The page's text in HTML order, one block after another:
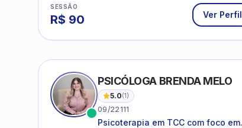
SESSÃO
R$ 90 Ver Perfil
PSICÓLOGA BRENDA MELO
5.0(1)
09/22111
Psicoterapia em TCC com foco em